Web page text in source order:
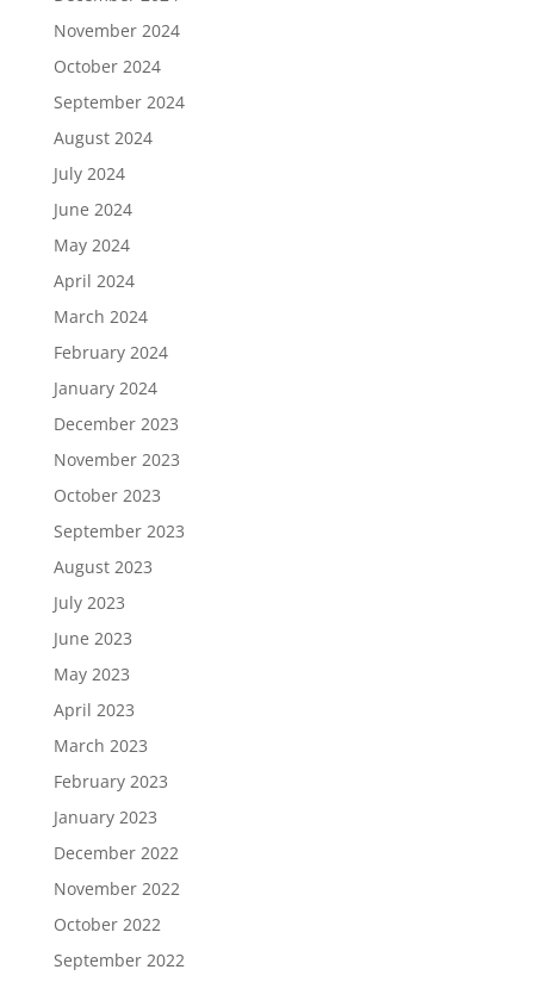
November 2024
October 2024
September 2024
August 2024
July 2024
June 2024
May 2024
April 2024
March 2024
February 2024
January 2024
December 2023
November 2023
October 2023
September 2023
August 2023
July 2023
June 2023
May 2023
April 2023
March 2023
February 2023
January 2023
December 2022
November 2022
October 2022
September 2022